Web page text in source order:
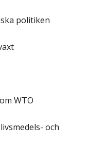
politiken
WTO
och